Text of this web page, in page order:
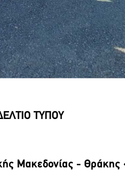
ΤΥΠΟΥ
Μακεδονίας - Θράκης